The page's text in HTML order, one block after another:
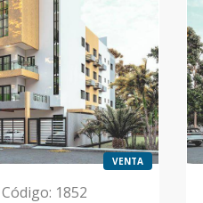
VENTA
Código: 1852